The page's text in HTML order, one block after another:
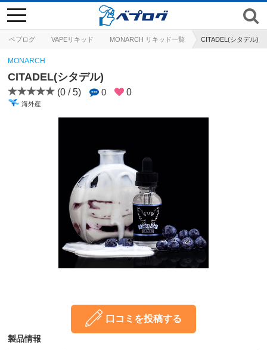
ベプログ VAPEリキッド MONARCH リキッド一覧 CITADEL(シタデル)
toggle
navigation
MONARCH
CITADEL(シタデル)
(0 / 5) 0 0
海外産
口コミを投稿する
製品情報